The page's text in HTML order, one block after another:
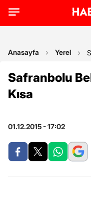
Anasayfa Yerel
Safranbolu
Kısa
01.12.2015 - 17:02